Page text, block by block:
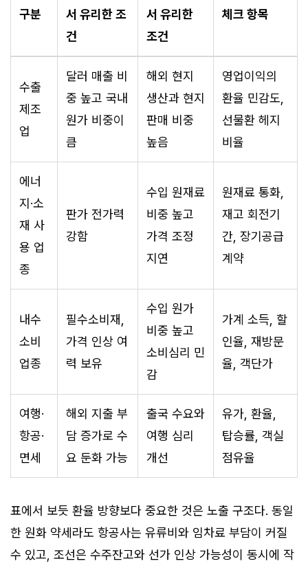
구분
서 유리한 조
건
서 유리한
조건
체크 항목
수출
제조
업
달러 매출 비
중 높고 국내
원가 비중이
큼
해외 현지
생산과 현지
판매 비중
높음
영업이익의
환율 민감도,
선물환 헤지
비율
에너
지·소
재 사
용 업
종
판가 전가력
강함
수입 원재료
비중 높고
가격 조정
지연
원재료 통화,
재고 회전기
간, 장기공급
계약
내수
소비
업종
필수소비재,
가격 인상 여
력 보유
수입 원가
비중 높고
소비심리 민
감
가계 소득, 할
인율, 재방문
율, 객단가
여행·
항공·
면세
해외 지출 부
담 증가로 수
요 둔화 가능
출국 수요와
여행 심리
개선
유가, 환율,
탑승률, 객실
점유율
표에서 보듯 환율 방향보다 중요한 것은 노출 구조다. 동일
한 원화 약세라도 항공사는 유류비와 임차료 부담이 커질
수 있고, 조선은 수주잔고와 선가 인상 가능성이 동시에 작